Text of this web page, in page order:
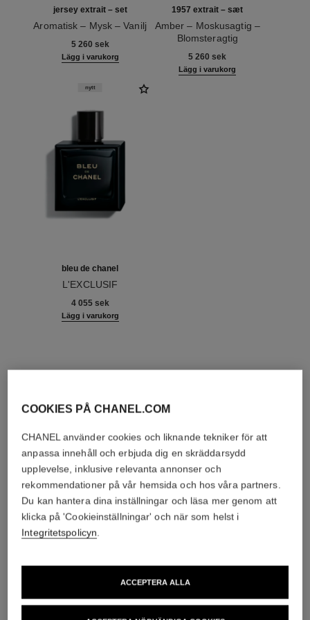
jersey extrait – set
Aromatisk – Mysk – Vanilj
5 260 sek
Lägg i varukorg
1957 extrait – sæt
Amber – Moskusagtig –
Blomsteragtig
5 260 sek
Lägg i varukorg
bleu de chanel
L'EXCLUSIF
nytt
4 055 sek
Lägg i varukorg
le rouge duo ultra tenue
rouge coco baume – glansig
COOKIES PÅ CHANEL.COM
CHANEL använder cookies och liknande tekniker för att
anpassa innehåll och erbjuda dig en skräddarsydd
upplevelse, inklusive relevanta annonser och
rekommendationer på vår hemsida och hos våra partners.
Du kan hantera dina inställningar och läsa mer genom att
klicka på 'Cookieinställningar' och när som helst i
Integritetspolicyn.
ACCEPTERA ALLA